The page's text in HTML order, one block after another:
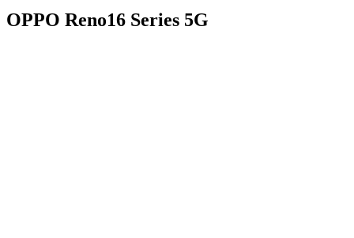
OPPO Reno16 Series 5G